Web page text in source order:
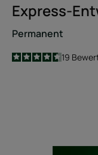
Express-
Permanent
4.6
/5
19